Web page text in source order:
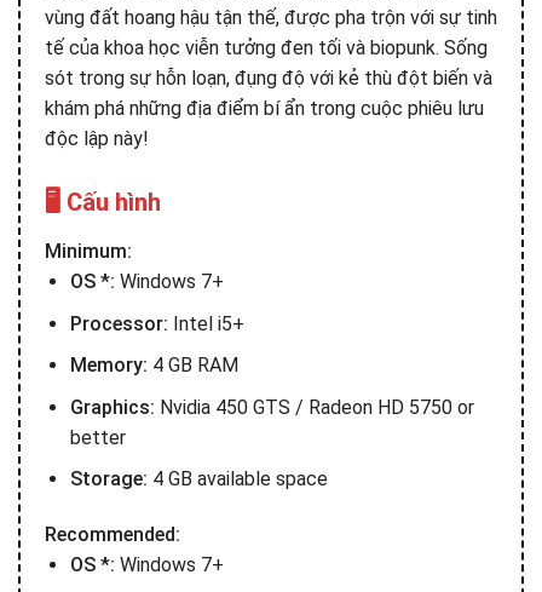
vùng đất hoang hậu tận thế, được pha trộn với sự tinh
tế của khoa học viễn tưởng đen tối và biopunk. Sống
sót trong sự hỗn loạn, đụng độ với kẻ thù đột biến và
khám phá những địa điểm bí ẩn trong cuộc phiêu lưu
độc lập này!
🖥️ Cấu hình
Minimum:
OS *: Windows 7+
Processor: Intel i5+
Memory: 4 GB RAM
Graphics: Nvidia 450 GTS / Radeon HD 5750 or
better
Storage: 4 GB available space
Recommended:
OS *: Windows 7+